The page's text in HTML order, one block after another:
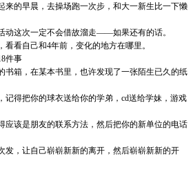
的早晨，去操场跑一次步，和大一新生比一下懒
这次一定不会借故溜走——如果还有的话。
看自己和4年前，变化的地方在哪里。
件事
箱，在某本书里，也许发现了一张陌生已久的纸
得把你的球衣送给你的学弟，cd送给学妹，游戏
该是朋友的联系方法，然后把你的新单位的电话
，让自己崭崭新新的离开，然后崭崭新新的开